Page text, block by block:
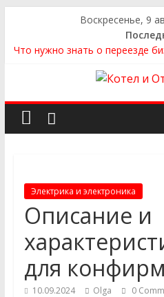
Воскресенье, 9
Что нужно знать о переезде
Как выбрать сантехнику и
Как найти идеальный
и не ошибиться в выборе
Электрика и электроника
Описание и
для
10.09.2024 Olga 0